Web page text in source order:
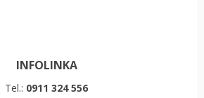
INFOLINKA
Tel.: 0911 324 556